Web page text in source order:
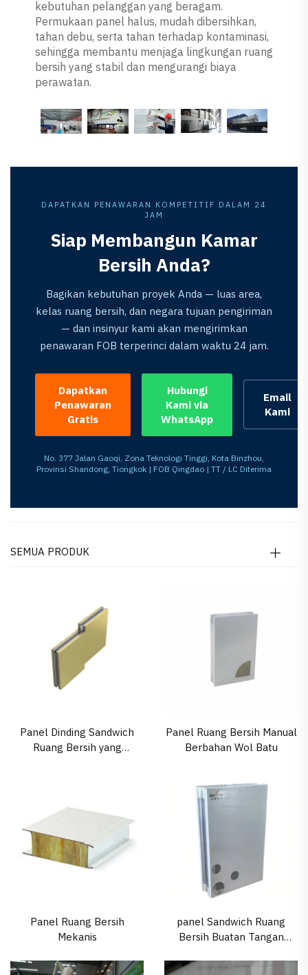
kebutuhan pelanggan yang beragam.
Permukaan panel halus, mudah dibersihkan,
tahan debu, serta tahan terhadap kontaminasi,
sehingga membantu menjaga lingkungan ruang
bersih yang stabil dan mengurangi biaya
perawatan.
DAPATKAN PENAWARAN KOMPETITIF DALAM 24
JAM
Siap Membangun Kamar
Bersih Anda?
Bagikan kebutuhan proyek Anda — luas area,
kelas ruang bersih, dan negara tujuan pengiriman
— dan insinyur kami akan mengirimkan
penawaran FOB terperinci dalam waktu 24 jam.
Dapatkan
Penawaran
Gratis
Hubungi
Kami via
WhatsApp
Email
Kami
No. 377 Jalan Gaoqi, Zona Teknologi Tinggi, Kota Binzhou,
Provinsi Shandong, Tiongkok | FOB Qingdao | TT / LC Diterima
SEMUA PRODUK
Panel Dinding Sandwich
Ruang Bersih yang
Panel Ruang Bersih Manual
Berbahan Wol Batu
Panel Ruang Bersih
Mekanis
panel Sandwich Ruang
Bersih Buatan Tangan
dari Poliuretan (PU) dengan